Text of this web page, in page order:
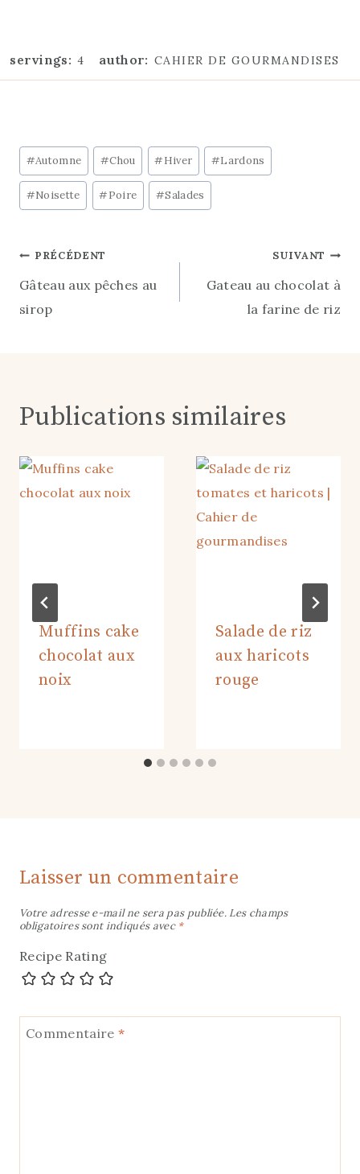
servings: 4 author: CAHIER DE GOURMANDISES
Étiquettes
de
la
#Automne #Chou #Hiver #Lardons
#Noisette #Poire #Salades
Navigation
de
PRÉCÉDENT
Gâteau aux pêches au
sirop
SUIVANT
Gateau au chocolat à
la farine de riz
Publications similaires
Muffins cake
chocolat aux
noix
Salade de riz
aux haricots
rouge
Laisser un commentaire
Votre adresse e-mail ne sera pas publiée. Les champs
obligatoires sont indiqués avec *
Recipe Rating
Commentaire *